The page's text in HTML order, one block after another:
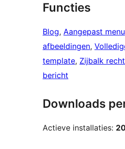
Functies
Blog, Aangepast menu
afbeeldingen,
template, Zijbalk
bericht
Downloads
Actieve installaties: